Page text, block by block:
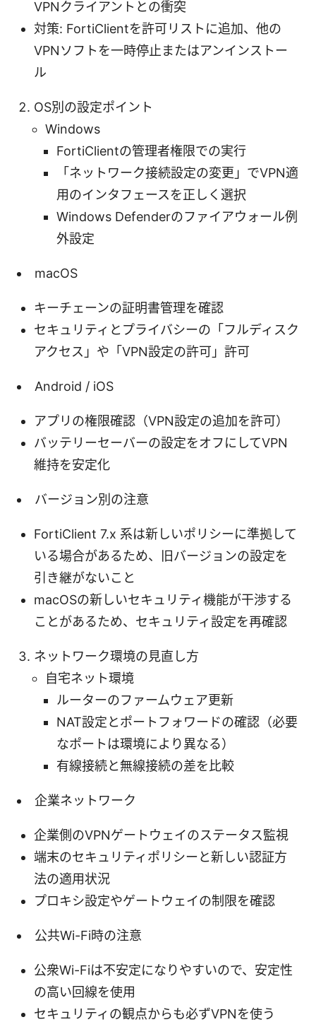
VPNクライアントとの衝突
対策: FortiClientを許可リストに追加、他の
VPNソフトを一時停止またはアンインストー
ル
OS別の設定ポイント
Windows
FortiClientの管理者権限での実行
「ネットワーク接続設定の変更」でVPN適
用のインタフェースを正しく選択
Windows Defenderのファイアウォール例
外設定
macOS
キーチェーンの証明書管理を確認
セキュリティとプライバシーの「フルディスク
アクセス」や「VPN設定の許可」許可
Android / iOS
アプリの権限確認（VPN設定の追加を許可）
バッテリーセーバーの設定をオフにしてVPN
維持を安定化
バージョン別の注意
FortiClient 7.x 系は新しいポリシーに準拠して
いる場合があるため、旧バージョンの設定を
引き継がないこと
macOSの新しいセキュリティ機能が干渉する
ことがあるため、セキュリティ設定を再確認
ネットワーク環境の見直し方
自宅ネット環境
ルーターのファームウェア更新
NAT設定とポートフォワードの確認（必要
なポートは環境により異なる）
有線接続と無線接続の差を比較
企業ネットワーク
企業側のVPNゲートウェイのステータス監視
端末のセキュリティポリシーと新しい認証方
法の適用状況
プロキシ設定やゲートウェイの制限を確認
公共Wi-Fi時の注意
公衆Wi-Fiは不安定になりやすいので、安定性
の高い回線を使用
セキュリティの観点からも必ずVPNを使う